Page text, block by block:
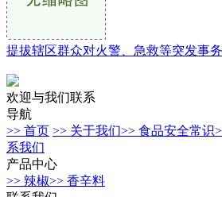
提拔辖区群众对火警、急救等突发事
欢迎与我们联系
导航
>> 首页 >> 关于我们>> 食品安全常识
系我们
产品中心
>> 辣椒>> 香辛料